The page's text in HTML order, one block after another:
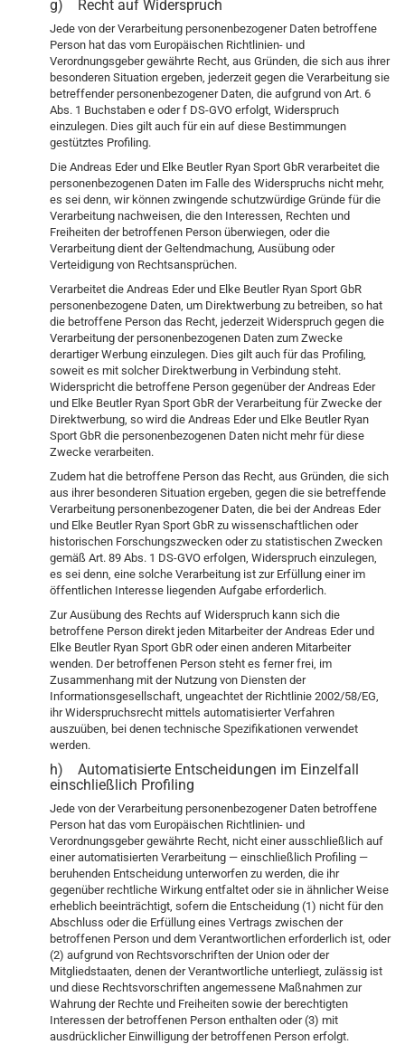
g) Recht auf Widerspruch
Jede von der Verarbeitung personenbezogener Daten betroffene
Person hat das vom Europäischen Richtlinien- und
Verordnungsgeber gewährte Recht, aus Gründen, die sich aus ihrer
besonderen Situation ergeben, jederzeit gegen die Verarbeitung sie
betreffender personenbezogener Daten, die aufgrund von Art. 6
Abs. 1 Buchstaben e oder f DS-GVO erfolgt, Widerspruch
einzulegen. Dies gilt auch für ein auf diese Bestimmungen
gestütztes Profiling.
Die Andreas Eder und Elke Beutler Ryan Sport GbR verarbeitet die
personenbezogenen Daten im Falle des Widerspruchs nicht mehr,
es sei denn, wir können zwingende schutzwürdige Gründe für die
Verarbeitung nachweisen, die den Interessen, Rechten und
Freiheiten der betroffenen Person überwiegen, oder die
Verarbeitung dient der Geltendmachung, Ausübung oder
Verteidigung von Rechtsansprüchen.
Verarbeitet die Andreas Eder und Elke Beutler Ryan Sport GbR
personenbezogene Daten, um Direktwerbung zu betreiben, so hat
die betroffene Person das Recht, jederzeit Widerspruch gegen die
Verarbeitung der personenbezogenen Daten zum Zwecke
derartiger Werbung einzulegen. Dies gilt auch für das Profiling,
soweit es mit solcher Direktwerbung in Verbindung steht.
Widerspricht die betroffene Person gegenüber der Andreas Eder
und Elke Beutler Ryan Sport GbR der Verarbeitung für Zwecke der
Direktwerbung, so wird die Andreas Eder und Elke Beutler Ryan
Sport GbR die personenbezogenen Daten nicht mehr für diese
Zwecke verarbeiten.
Zudem hat die betroffene Person das Recht, aus Gründen, die sich
aus ihrer besonderen Situation ergeben, gegen die sie betreffende
Verarbeitung personenbezogener Daten, die bei der Andreas Eder
und Elke Beutler Ryan Sport GbR zu wissenschaftlichen oder
historischen Forschungszwecken oder zu statistischen Zwecken
gemäß Art. 89 Abs. 1 DS-GVO erfolgen, Widerspruch einzulegen,
es sei denn, eine solche Verarbeitung ist zur Erfüllung einer im
öffentlichen Interesse liegenden Aufgabe erforderlich.
Zur Ausübung des Rechts auf Widerspruch kann sich die
betroffene Person direkt jeden Mitarbeiter der Andreas Eder und
Elke Beutler Ryan Sport GbR oder einen anderen Mitarbeiter
wenden. Der betroffenen Person steht es ferner frei, im
Zusammenhang mit der Nutzung von Diensten der
Informationsgesellschaft, ungeachtet der Richtlinie 2002/58/EG,
ihr Widerspruchsrecht mittels automatisierter Verfahren
auszuüben, bei denen technische Spezifikationen verwendet
werden.
h) Automatisierte Entscheidungen im Einzelfall
einschließlich Profiling
Jede von der Verarbeitung personenbezogener Daten betroffene
Person hat das vom Europäischen Richtlinien- und
Verordnungsgeber gewährte Recht, nicht einer ausschließlich auf
einer automatisierten Verarbeitung — einschließlich Profiling —
beruhenden Entscheidung unterworfen zu werden, die ihr
gegenüber rechtliche Wirkung entfaltet oder sie in ähnlicher Weise
erheblich beeinträchtigt, sofern die Entscheidung (1) nicht für den
Abschluss oder die Erfüllung eines Vertrags zwischen der
betroffenen Person und dem Verantwortlichen erforderlich ist, oder
(2) aufgrund von Rechtsvorschriften der Union oder der
Mitgliedstaaten, denen der Verantwortliche unterliegt, zulässig ist
und diese Rechtsvorschriften angemessene Maßnahmen zur
Wahrung der Rechte und Freiheiten sowie der berechtigten
Interessen der betroffenen Person enthalten oder (3) mit
ausdrücklicher Einwilligung der betroffenen Person erfolgt.